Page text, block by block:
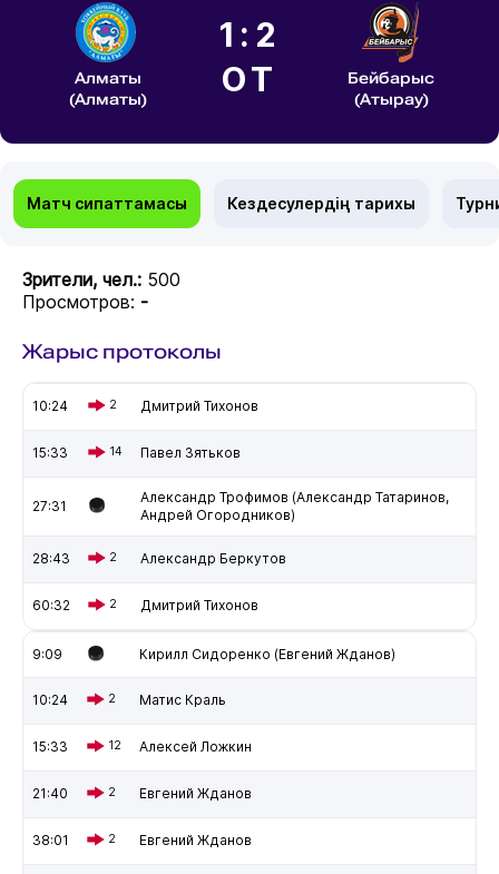
Алматы
(Алматы)
1:2
ОТ
Бейбарыс
(Атырау)
Матч сипаттамасы Кездесулердің тарихы
Зрители, чел.: 500
Просмотров: -
Жарыс протоколы
10:24 2 Дмитрий Тихонов
15:33 14 Павел Зятьков
27:31
Александр Трофимов (Александр Татаринов,
Андрей Огородников)
28:43 2 Александр Беркутов
60:32 2 Дмитрий Тихонов
9:09 Кирилл Сидоренко (Евгений Жданов)
10:24 2 Матис Краль
15:33 12 Алексей Ложкин
21:40 2 Евгений Жданов
38:01 2 Евгений Жданов